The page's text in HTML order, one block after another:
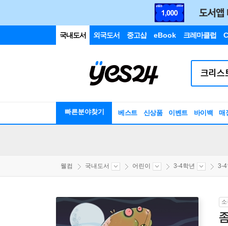
국내도서 외국도서 중고샵 eBook 크레마클럽
빠른분야찾기 베스트 신상품 이벤트 바이백 매
웰컴 국내도서 어린이 3-4학년 3-4